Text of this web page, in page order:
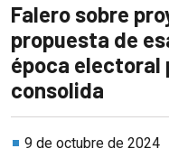
Falero sobre
propuesta de
época electoral
consolida
9 de octubre de 2024